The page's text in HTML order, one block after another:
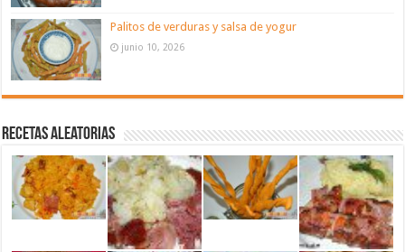
Palitos de verduras y salsa de yogur
junio 10, 2026
Recetas aleatorias